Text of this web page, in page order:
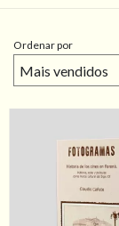
Ordenar por